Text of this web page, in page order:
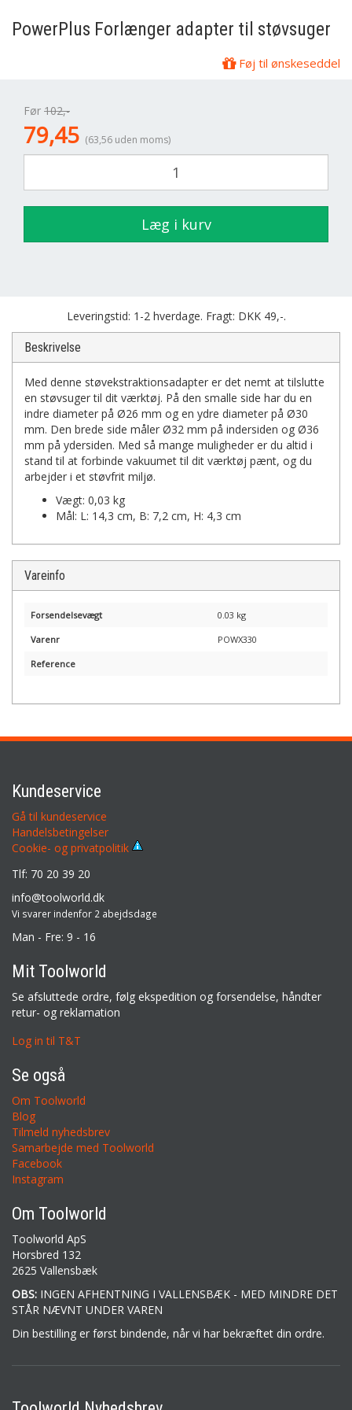
PowerPlus Forlænger adapter til støvsuger
Føj til ønskeseddel
Før 102,-
79,45 (63,56 uden moms)
Læg i kurv
Leveringstid: 1-2 hverdage. Fragt: DKK 49,-.
Beskrivelse
Med denne støvekstraktionsadapter er det nemt at tilslutte
en støvsuger til dit værktøj. På den smalle side har du en
indre diameter på Ø26 mm og en ydre diameter på Ø30
mm. Den brede side måler Ø32 mm på indersiden og Ø36
mm på ydersiden. Med så mange muligheder er du altid i
stand til at forbinde vakuumet til dit værktøj pænt, og du
arbejder i et støvfrit miljø.
Vægt: 0,03 kg
Mål: L: 14,3 cm, B: 7,2 cm, H: 4,3 cm
Vareinfo
Forsendelsevægt 0.03 kg
Varenr POWX330
Reference
Kundeservice
Gå til kundeservice
Handelsbetingelser
Cookie- og privatpolitik
Tlf: 70 20 39 20
info@toolworld.dk
Vi svarer indenfor 2 abejdsdage
Man - Fre: 9 - 16
Mit Toolworld
Se afsluttede ordre, følg ekspedition og forsendelse, håndter
retur- og reklamation
Log in til T&T
Se også
Om Toolworld
Blog
Tilmeld nyhedsbrev
Samarbejde med Toolworld
Facebook
Instagram
Om Toolworld
Toolworld ApS
Horsbred 132
2625 Vallensbæk
OBS: INGEN AFHENTNING I VALLENSBÆK - MED MINDRE DET
STÅR NÆVNT UNDER VAREN
Din bestilling er først bindende, når vi har bekræftet din ordre.